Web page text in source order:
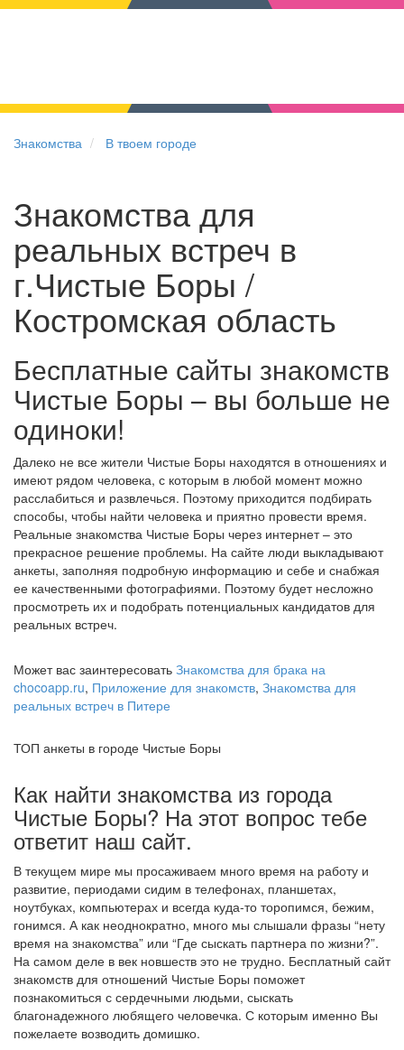
Знакомства В твоем городе
Знакомства для
реальных встреч в
г.Чистые Боры /
Костромская область
Бесплатные сайты знакомств
Чистые Боры – вы больше не
одиноки!
Далеко не все жители Чистые Боры находятся в отношениях и
имеют рядом человека, с которым в любой момент можно
расслабиться и развлечься. Поэтому приходится подбирать
способы, чтобы найти человека и приятно провести время.
Реальные знакомства Чистые Боры через интернет – это
прекрасное решение проблемы. На сайте люди выкладывают
анкеты, заполняя подробную информацию и себе и снабжая
ее качественными фотографиями. Поэтому будет несложно
просмотреть их и подобрать потенциальных кандидатов для
реальных встреч.
Может вас заинтересовать Знакомства для брака на
chocoapp.ru, Приложение для знакомств, Знакомства для
реальных встреч в Питере
ТОП анкеты в городе Чистые Боры
Как найти знакомства из города
Чистые Боры? На этот вопрос тебе
ответит наш сайт.
В текущем мире мы просаживаем много время на работу и
развитие, периодами сидим в телефонах, планшетах,
ноутбуках, компьютерах и всегда куда-то торопимся, бежим,
гонимся. А как неоднократно, много мы слышали фразы “нету
время на знакомства” или “Где сыскать партнера по жизни?”.
На самом деле в век новшеств это не трудно. Бесплатный сайт
знакомств для отношений Чистые Боры поможет
познакомиться с сердечными людьми, сыскать
благонадежного любящего человечка. С которым именно Вы
пожелаете возводить домишко.